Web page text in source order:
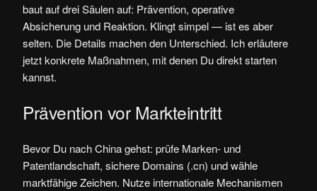
baut auf drei Säulen auf: Prävention, operative
Absicherung und Reaktion. Klingt simpel — ist es aber
selten. Die Details machen den Unterschied. Ich erläutere
jetzt konkrete Maßnahmen, mit denen Du direkt starten
kannst.
Prävention vor Markteintritt
Bevor Du nach China gehst: prüfe Marken- und
Patentlandschaft, sichere Domains (.cn) und wähle
marktfähige Zeichen. Nutze internationale Mechanismen